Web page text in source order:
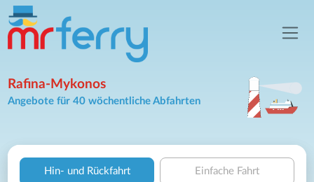
Rafina-Mykonos
Angebote für 40 wöchentliche Abfahrten
Hin- und Rückfahrt Einfache Fahrt